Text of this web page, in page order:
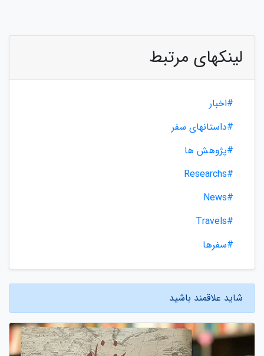
لینکهای مرتبط
#اخبار
#داستانهای سفر
#پژوهش ها
#Researchs
#News
#Travels
#سفرها
شاید علاقمند باشید